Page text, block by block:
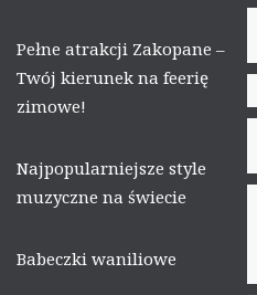
Pełne atrakcji Zakopane –
Twój kierunek na feerię
zimowe!
Najpopularniejsze style
muzyczne na świecie
Babeczki waniliowe